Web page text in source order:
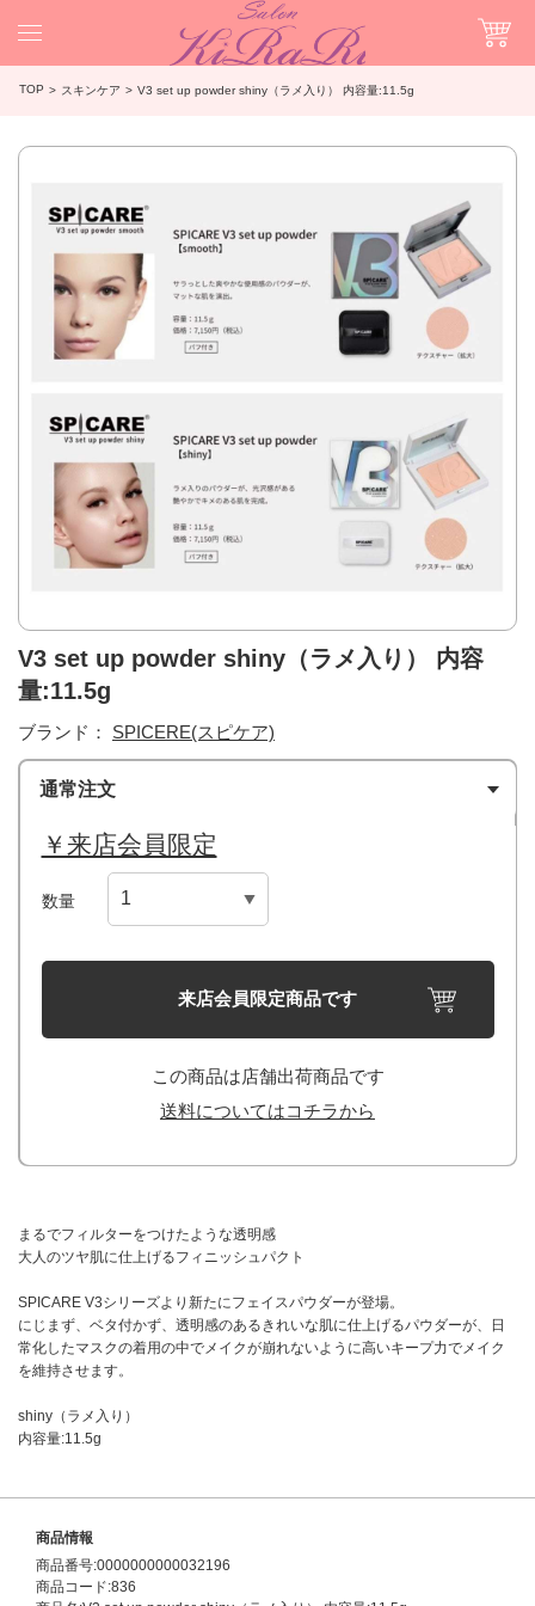
TOP スキンケア V3 set up powder shiny（ラメ入り） 内容量:11.5g
V3 set up powder shiny（ラメ入り） 内容
量:11.5g
ブランド： SPICERE(スピケア)
通常注文
￥来店会員限定
数量
来店会員限定商品です
この商品は店舗出荷商品です
送料についてはコチラから
まるでフィルターをつけたような透明感
大人のツヤ肌に仕上げるフィニッシュパクト
SPICARE V3シリーズより新たにフェイスパウダーが登場。
にじまず、ベタ付かず、透明感のあるきれいな肌に仕上げるパウダーが、日
常化したマスクの着用の中でメイクが崩れないように高いキープ力でメイク
を維持させます。
shiny（ラメ入り）
内容量:11.5g
商品情報
商品番号:0000000000032196
商品コード:836